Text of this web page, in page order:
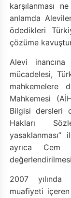
karşılanması
anlamda
ödedikleri
çözüme
Alevi inancına
mücadelesi,
mahkemelere
Mahkemesi
Bilgisi dersleri
Hakları
ayrıca Cem
2007
muafiyeti